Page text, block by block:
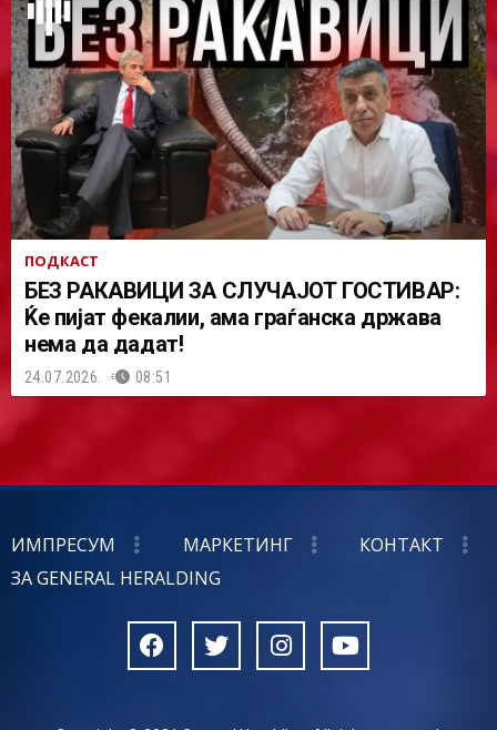
ПОДКАСТ
БЕЗ РАКАВИЦИ ЗА СЛУЧАЈОТ ГОСТИВАР:
Ќе пијат фекалии, ама граѓанска држава
нема да дадат!
24.07.2026. 08:51
ИМПРЕСУМ МАРКЕТИНГ
КОНТАКТ
ЗА GENERAL HERALDING